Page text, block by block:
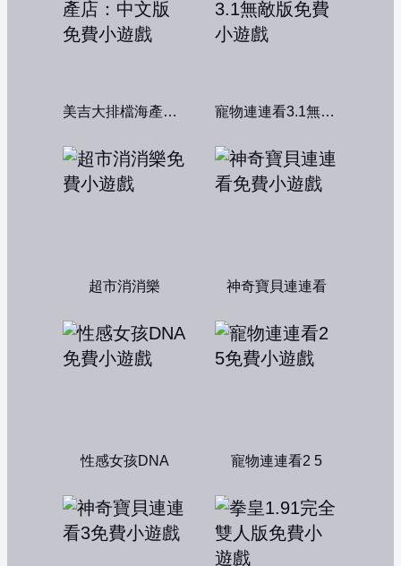
美吉大排檔海產店：中文版 寵物連連看3.1無敵版
超市消消樂 神奇寶貝連連看
性感女孩DNA 寵物連連看2 5